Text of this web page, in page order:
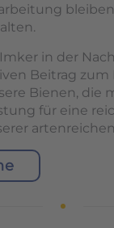
in der
Beitrag zum
Bienen, die
für eine